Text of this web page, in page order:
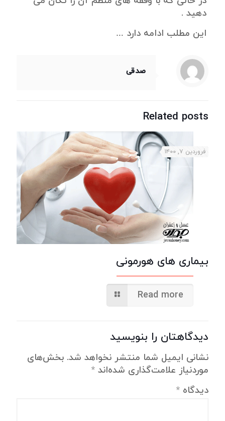
دهید .
این مطلب ادامه دارد …
صدقی
Related posts
فروردین ۷, ۱۴۰۰
بیماری های هورمونی
Read more
دیدگاهتان را بنویسید
نشانی ایمیل شما منتشر نخواهد شد. بخش‌های
موردنیاز علامت‌گذاری شده‌اند *
دیدگاه *